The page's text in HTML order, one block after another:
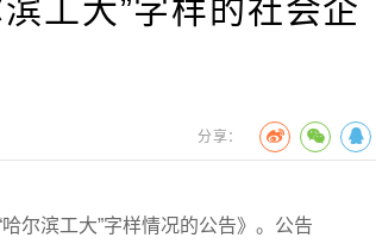
工大”字样的社会企
分享：
滨工大”字样情况的公告》。公告